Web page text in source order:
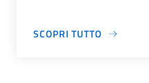
SCOPRI TUTTO